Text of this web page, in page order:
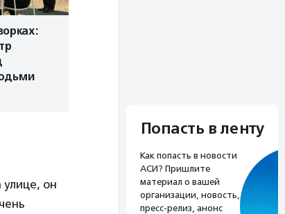
он
Попасть в ленту
Как попасть в новости
АСИ? Пришлите
материал о вашей
организации, новость,
пресс-релиз, анонс